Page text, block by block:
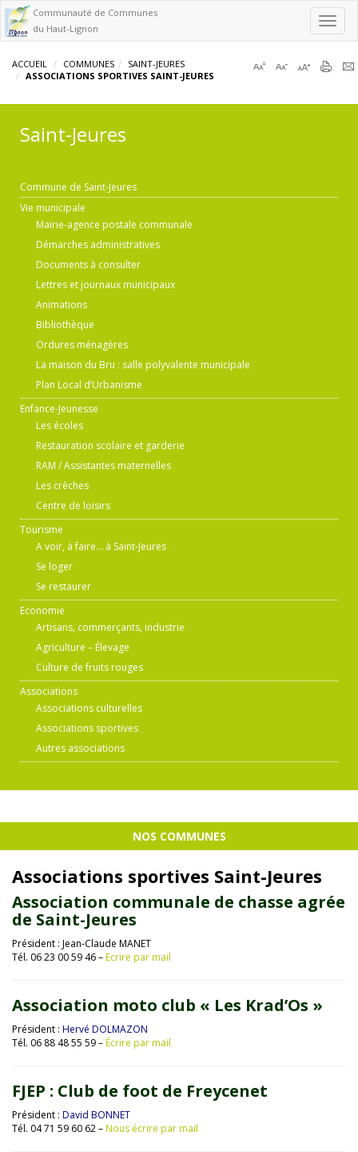
Communauté de Communes
du Haut-Lignon
ACCUEIL COMMUNES
SAINT-JEURES
ASSOCIATIONS SPORTIVES SAINT-JEURES
Saint-Jeures
Commune de Saint-Jeures
Vie municipale
Mairie-agence postale communale
Démarches administratives
Documents à consulter
Lettres et journaux municipaux
Animations
Bibliothèque
Ordures ménagères
La maison du Bru : salle polyvalente municipale
Plan Local d’Urbanisme
Enfance-Jeunesse
Les écoles
Restauration scolaire et garderie
RAM / Assistantes maternelles
Les crèches
Centre de loisirs
Tourisme
A voir, à faire… à Saint-Jeures
Se loger
Se restaurer
Economie
Artisans, commerçants, industrie
Agriculture – Élevage
Culture de fruits rouges
Associations
Associations culturelles
Associations sportives
Autres associations
NOS COMMUNES
Associations sportives Saint-Jeures
Association communale de chasse agrée
de Saint-Jeures
Président : Jean-Claude MANET
Tél. 06 23 00 59 46 – Ecrire par mail
Association moto club « Les Krad’Os »
Président : Hervé DOLMAZON
Tél. 06 88 48 55 59 – Écrire par mail
FJEP : Club de foot de Freycenet
Président : David BONNET
Tél. 04 71 59 60 62 – Nous écrire par mail